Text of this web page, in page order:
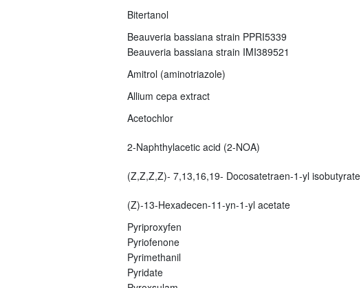
Bitertanol
Beauveria bassiana strain PPRI5339
Beauveria bassiana strain IMI389521
Amitrol (aminotriazole)
Allium cepa extract
Acetochlor
2-Naphthylacetic acid (2-NOA)
(Z,Z,Z,Z)- 7,13,16,19- Docosatetraen-1-yl isobutyrate
(Z)-13-Hexadecen-11-yn-1-yl acetate
Pyriproxyfen
Pyriofenone
Pyrimethanil
Pyridate